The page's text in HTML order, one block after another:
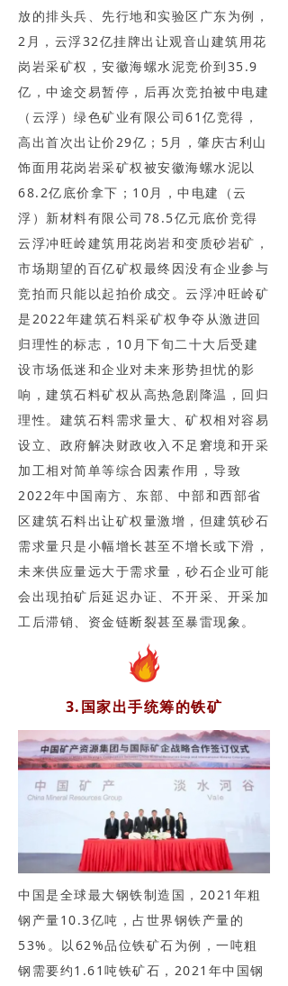
放的排头兵、先行地和实验区广东为例，
2月，云浮32亿挂牌出让观音山建筑用花
岗岩采矿权，安徽海螺水泥竞价到35.9
亿，中途交易暂停，后再次竞拍被中电建
（云浮）绿色矿业有限公司61亿竞得，
高出首次出让价29亿；5月，肇庆古利山
饰面用花岗岩采矿权被安徽海螺水泥以
68.2亿底价拿下；10月，中电建（云
浮）新材料有限公司78.5亿元底价竞得
云浮冲旺岭建筑用花岗岩和变质砂岩矿，
市场期望的百亿矿权最终因没有企业参与
竞拍而只能以起拍价成交。云浮冲旺岭矿
是2022年建筑石料采矿权争夺从激进回
归理性的标志，10月下旬二十大后受建
设市场低迷和企业对未来形势担忧的影
响，建筑石料矿权从高热急剧降温，回归
理性。建筑石料需求量大、矿权相对容易
设立、政府解决财政收入不足窘境和开采
加工相对简单等综合因素作用，导致
2022年中国南方、东部、中部和西部省
区建筑石料出让矿权量激增，但建筑砂石
需求量只是小幅增长甚至不增长或下滑，
未来供应量远大于需求量，砂石企业可能
会出现拍矿后延迟办证、不开采、开采加
工后滞销、资金链断裂甚至暴雷现象。
3.国家出手统筹的铁矿
中国是全球最大钢铁制造国，2021年粗
钢产量10.3亿吨，占世界钢铁产量的
53%。以62%品位铁矿石为例，一吨粗
钢需要约1.61吨铁矿石，2021年中国钢